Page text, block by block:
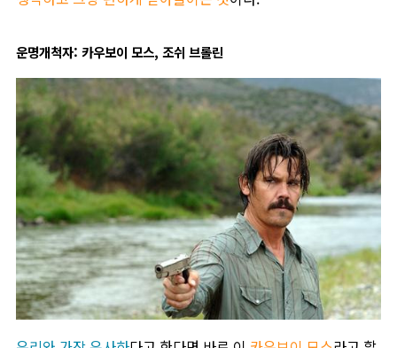
운명개척자: 카우보이 모스, 조쉬 브롤린